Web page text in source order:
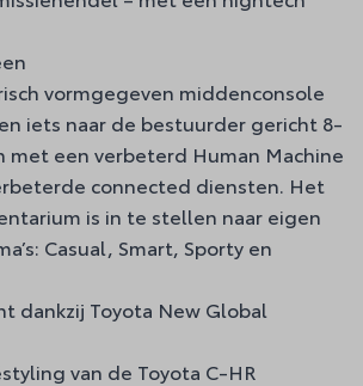
vormgegeven middenconsole
iets naar de bestuurder gericht 8-
met een verbeterd Human Machine
connected diensten. Het
is in te stellen naar eigen
Casual, Smart, Sporty en
dankzij Toyota New Global
van de Toyota C-HR